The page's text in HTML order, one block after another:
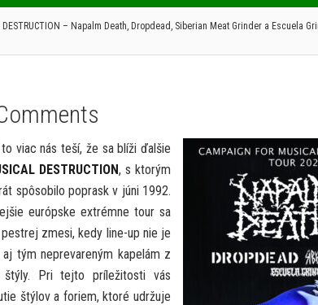
DESTRUCTION – Napalm Death, Dropdead, Siberian Meat Grinder a Escuela
viac nás teší, že sa blíži ďalšie
DESTRUCTION, s ktorým
spôsobilo poprask v júni 1992.
európske extrémne tour sa
zmesi, kedy line-up nie je
tým neprevareným kapelám z
štýly. Pri tejto príležitosti vás
štýlov a foriem, ktoré udržuje